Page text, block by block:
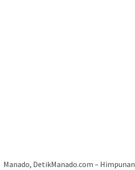
Manado, DetikManado.com –